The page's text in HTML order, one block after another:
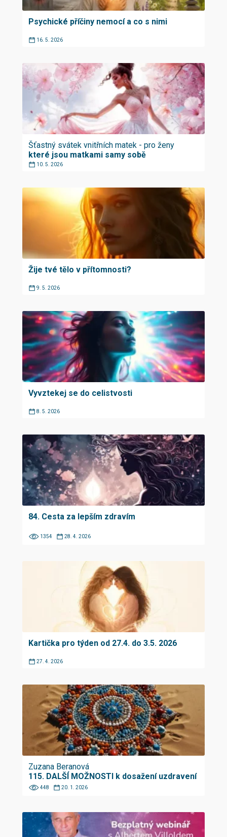
Psychické příčiny nemocí a co s nimi
16. 5. 2026
Šťastný svátek vnitřních matek - pro ženy
které jsou matkami samy sobě
10. 5. 2026
Žije tvé tělo v přítomnosti?
9. 5. 2026
Vyvztekej se do celistvosti
8. 5. 2026
84. Cesta za lepším zdravím
1354 28. 4. 2026
Kartička pro týden od 27.4. do 3.5. 2026
27. 4. 2026
Zuzana Beranová
115. DALŠÍ MOŽNOSTI k dosažení uzdravení
448 20. 1. 2026